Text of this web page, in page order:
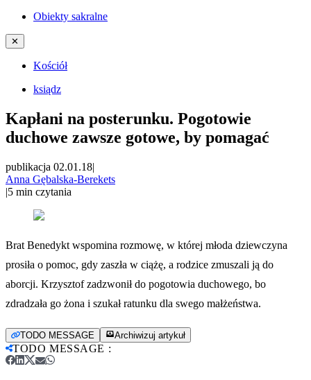
Obiekty sakralne
✕
Kościół
ksiądz
Kapłani na posterunku. Pogotowie
duchowe zawsze gotowe, by pomagać
publikacja 02.01.18|
Anna Gębalska-Berekets
|5 min czytania
Brat Benedykt wspomina rozmowę, w której młoda dziewczyna
prosiła o pomoc, gdy zaszła w ciążę, a rodzice zmuszali ją do
aborcji. Krzysztof zadzwonił do pogotowia duchowego, bo
zdradzała go żona i szukał ratunku dla swego małżeństwa.
TODO MESSAGE Archiwizuj artykuł
TODO MESSAGE :